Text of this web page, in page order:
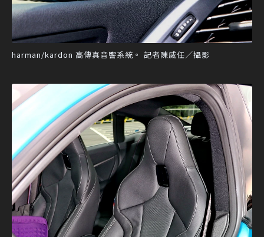
harman/kardon 高傳真音響系統。 記者陳威任／攝影